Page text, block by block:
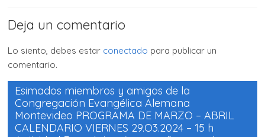
m
p
t
r
n
F
a
c
e
b
o
o
m
p
t
r
n
W
h
a
s
A
p
Deja un comentario
Lo siento, debes estar conectado para publicar un
comentario.
Esimados miembros y amigos de la
Congregación Evangélica Alemana
Montevideo PROGRAMA DE MARZO – ABRIL
CALENDARIO VIERNES 29.O3.2024 – 15 h